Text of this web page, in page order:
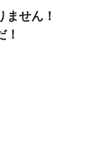
せん！